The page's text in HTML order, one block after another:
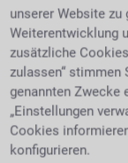
des Gegners
dann die
KostenLiegen
niedrig, kann es
nichts davon
höher sind als
kein
unserer Website
Weiterentwicklung
zusätzliche
zulassen“ stimmen
genannten Zwecke
„Einstellungen
Cookies
konfigurieren.